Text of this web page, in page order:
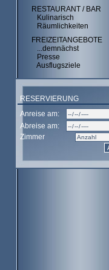
RESTAURANT / BAR
Kulinarisch
Räumlichkeiten
FREIZEITANGEBOTE
...demnächst
Presse
Ausflugsziele
RESERVIERUNG
Anreise am:
Abreise am:
Zimmer